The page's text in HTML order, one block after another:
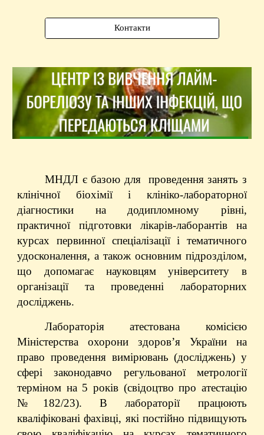
Контакти
МНДЛ є базою для проведення занять з
клінічної біохімії і клініко-лабораторної
діагностики на додипломному рівні,
практичної підготовки лікарів-лаборантів на
курсах первинної спеціалізації і тематичного
удосконалення, а також основним підрозділом,
що допомагає науковцям університету в
організації та проведенні лабораторних
досліджень.
Лабораторія атестована комісією
Міністерства охорони здоров’я України на
право проведення вимірювань (досліджень) у
сфері законодавчо регульованої метрології
терміном на 5 років (свідоцтво про атестацію
№182/23). В лабораторії працюють
кваліфіковані фахівці, які постійно підвищують